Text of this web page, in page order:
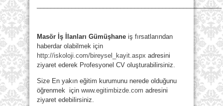
_____________________________________________________
Masör İş İlanları Gümüşhane iş fırsatlarından
haberdar olabilmek için
http://iskoloji.com/bireysel_kayit.aspx adresini
ziyaret ederek Profesyonel CV oluşturabilirsiniz.
Size En yakın eğitim kurumunu nerede olduğunu
öğrenmek için www.egitimbizde.com adresini
ziyaret edebilirsiniz.